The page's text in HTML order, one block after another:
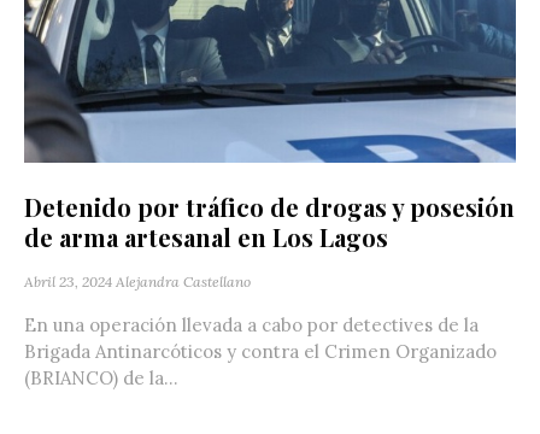
Detenido por tráfico de drogas y posesión
de arma artesanal en Los Lagos
Abril 23, 2024 Alejandra Castellano
En una operación llevada a cabo por detectives de la
Brigada Antinarcóticos y contra el Crimen Organizado
(BRIANCO) de la...